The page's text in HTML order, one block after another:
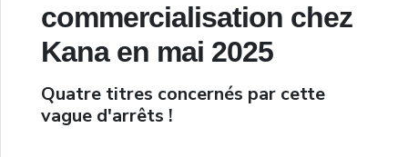
commercialisation chez
Kana en mai 2025
Quatre titres concernés par cette
vague d'arrêts !